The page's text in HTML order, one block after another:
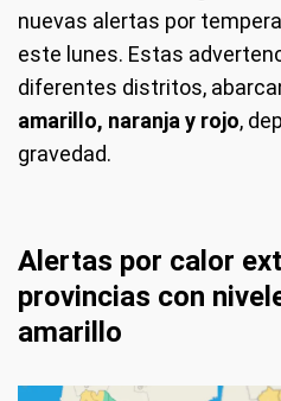
nuevas alertas por
este lunes. Estas
diferentes distritos,
amarillo, naranja y rojo,
gravedad.
Alertas por calor
provincias con
amarillo